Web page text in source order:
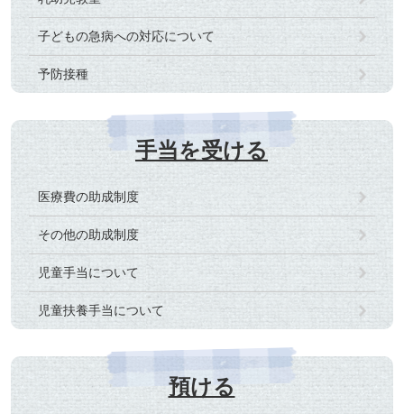
子どもの急病への対応について
予防接種
手当を受ける
医療費の助成制度
その他の助成制度
児童手当について
児童扶養手当について
預ける